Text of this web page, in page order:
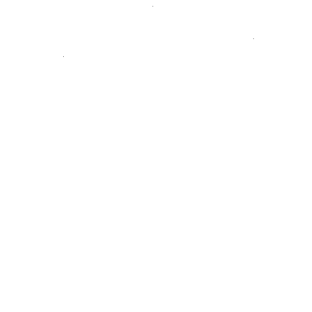
徙背后对产品设计的倒逼，例如小红书